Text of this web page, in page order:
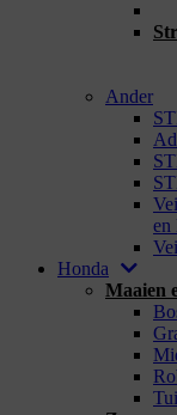
Ander
en
Honda
Maaien